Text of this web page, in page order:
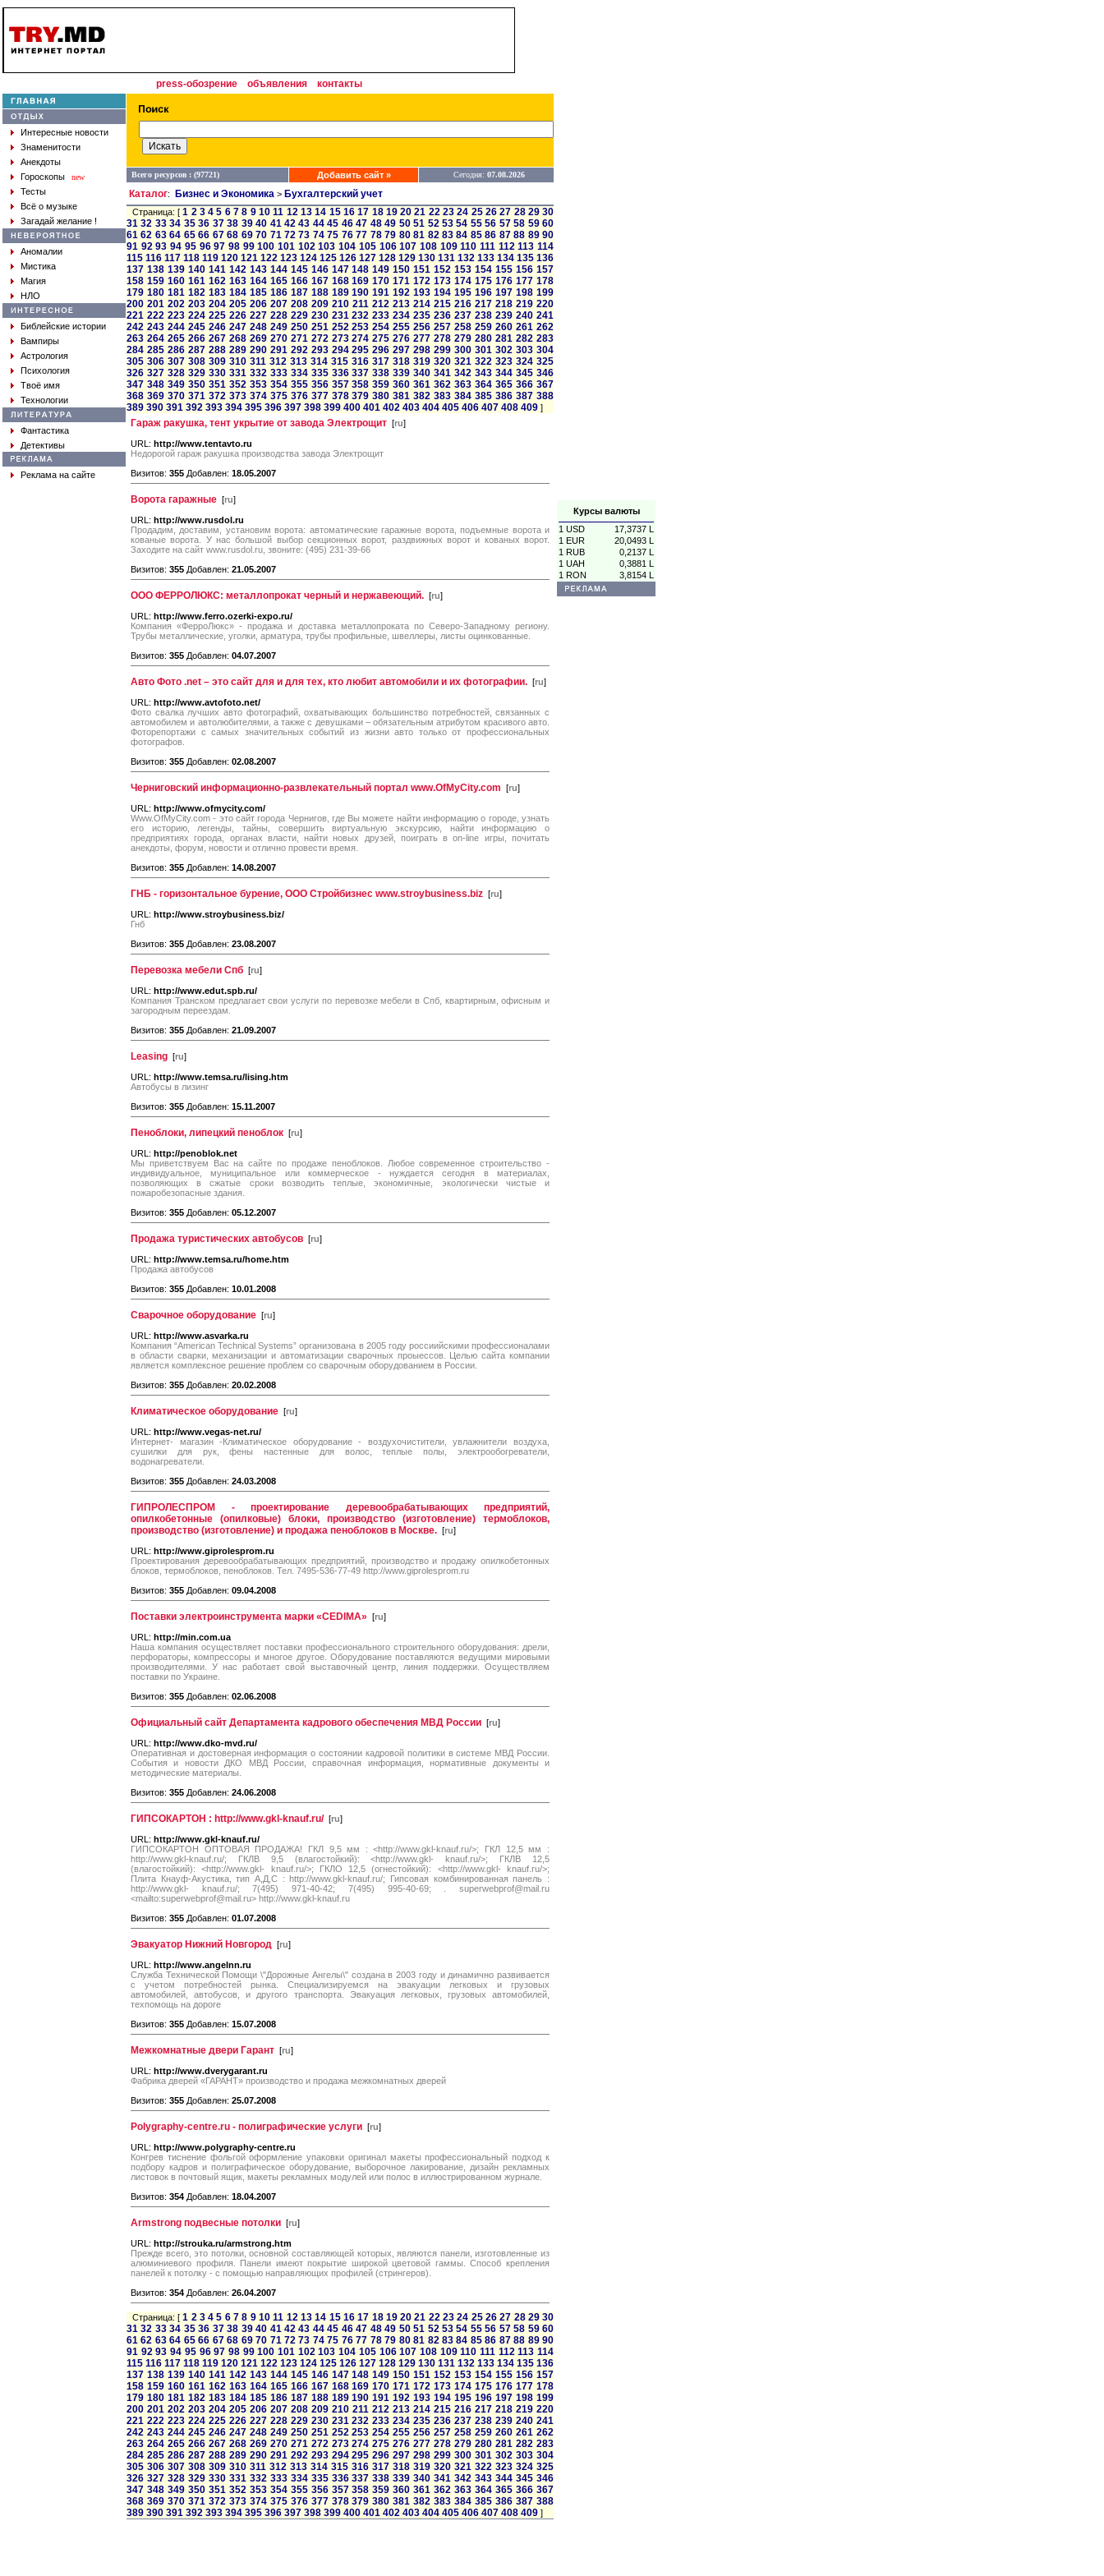
Курсы валюты
1 USD
17,3737 L
1 EUR
20,0493 L
1 RUB
0,2137 L
1 UAH
0,3881 L
1 RON
3,8154 L
press-обозрение объявления контакты
Интересные новости
Знаменитости
Анекдоты
Гороскопы
new
Тесты
Всё о музыке
Загадай желание !
Аномалии
Мистика
Магия
НЛО
Библейские истории
Вампиры
Астрология
Психология
Твоё имя
Технологии
Фантастика
Детективы
Реклама на сайте
Всего ресурсов : (97721) Добавить сайт » Сегодня: 07.08.2026
Каталог: Бизнес и Экономика > Бухгалтерский учет
Страница: [1 2 3 4 5 6 7 8 9 10 11 12 13 14 15 16 17 18 19 20 21 22 23 24 25 26 27 28 29 30
31 32 33 34 35 36 37 38 39 40 41 42 43 44 45 46 47 48 49 50 51 52 53 54 55 56 57 58 59 60
61 62 63 64 65 66 67 68 69 70 71 72 73 74 75 76 77 78 79 80 81 82 83 84 85 86 87 88 89 90
91 92 93 94 95 96 97 98 99 100 101 102 103 104 105 106 107 108 109 110 111 112 113 114
115 116 117 118 119 120 121 122 123 124 125 126 127 128 129 130 131 132 133 134 135 136
137 138 139 140 141 142 143 144 145 146 147 148 149 150 151 152 153 154 155 156 157
158 159 160 161 162 163 164 165 166 167 168 169 170 171 172 173 174 175 176 177 178
179 180 181 182 183 184 185 186 187 188 189 190 191 192 193 194 195 196 197 198 199
200 201 202 203 204 205 206 207 208 209 210 211 212 213 214 215 216 217 218 219 220
221 222 223 224 225 226 227 228 229 230 231 232 233 234 235 236 237 238 239 240 241
242 243 244 245 246 247 248 249 250 251 252 253 254 255 256 257 258 259 260 261 262
263 264 265 266 267 268 269 270 271 272 273 274 275 276 277 278 279 280 281 282 283
284 285 286 287 288 289 290 291 292 293 294 295 296 297 298 299 300 301 302 303 304
305 306 307 308 309 310 311 312 313 314 315 316 317 318 319 320 321 322 323 324 325
326 327 328 329 330 331 332 333 334 335 336 337 338 339 340 341 342 343 344 345 346
347 348 349 350 351 352 353 354 355 356 357 358 359 360 361 362 363 364 365 366 367
368 369 370 371 372 373 374 375 376 377 378 379 380 381 382 383 384 385 386 387 388
389 390 391 392 393 394 395 396 397 398 399 400 401 402 403 404 405 406 407 408 409 ]
Гараж ракушка, тент укрытие от завода Электрощит [ru]
URL: http://www.tentavto.ru
Недорогой гараж ракушка производства завода Электрощит
Визитов: 355 Добавлен: 18.05.2007
Ворота гаражные [ru]
URL: http://www.rusdol.ru
Продадим, доставим, установим ворота: автоматические гаражные ворота, подъемные ворота и
кованые ворота. У нас большой выбор секционных ворот, раздвижных ворот и кованых ворот.
Заходите на сайт www.rusdol.ru, звоните: (495) 231-39-66
Визитов: 355 Добавлен: 21.05.2007
ООО ФЕРРОЛЮКС: металлопрокат черный и нержавеющий. [ru]
URL: http://www.ferro.ozerki-expo.ru/
Компания «ФерроЛюкс» - продажа и доставка металлопроката по Северо-Западному региону.
Трубы металлические, уголки, арматура, трубы профильные, швеллеры, листы оцинкованные.
Визитов: 355 Добавлен: 04.07.2007
Авто Фото .net – это сайт для и для тех, кто любит автомобили и их фотографии. [ru]
URL: http://www.avtofoto.net/
Фото свалка лучших авто фотографий, охватывающих большинство потребностей, связанных с
автомобилем и автолюбителями, а также с девушками – обязательным атрибутом красивого авто.
Фоторепортажи с самых значительных событий из жизни авто только от профессиональных
фотографов.
Визитов: 355 Добавлен: 02.08.2007
Черниговский информационно-развлекательный портал www.OfMyCity.com [ru]
URL: http://www.ofmycity.com/
Www.OfMyCity.com - это сайт города Чернигов, где Вы можете найти информацию о городе, узнать
его историю, легенды, тайны, совершить виртуальную экскурсию, найти информацию о
предприятиях города, органах власти, найти новых друзей, поиграть в on-line игры, почитать
анекдоты, форум, новости и отлично провести время.
Визитов: 355 Добавлен: 14.08.2007
ГНБ - горизонтальное бурение, ООО Стройбизнес www.stroybusiness.biz [ru]
URL: http://www.stroybusiness.biz/
Гнб
Визитов: 355 Добавлен: 23.08.2007
Перевозка мебели Спб [ru]
URL: http://www.edut.spb.ru/
Компания Транском предлагает свои услуги по перевозке мебели в Спб, квартирным, офисным и
загородным переездам.
Визитов: 355 Добавлен: 21.09.2007
Leasing [ru]
URL: http://www.temsa.ru/lising.htm
Автобусы в лизинг
Визитов: 355 Добавлен: 15.11.2007
Пеноблоки, липецкий пеноблок [ru]
URL: http://penoblok.net
Мы приветствуем Вас на сайте по продаже пеноблоков. Любое современное строительство -
индивидуальное, муниципальное или коммерческое - нуждается сегодня в материалах,
позволяющих в сжатые сроки возводить теплые, экономичные, экологически чистые и
пожаробезопасные здания.
Визитов: 355 Добавлен: 05.12.2007
Продажа туристических автобусов [ru]
URL: http://www.temsa.ru/home.htm
Продажа автобусов
Визитов: 355 Добавлен: 10.01.2008
Сварочное оборудование [ru]
URL: http://www.asvarka.ru
Компания “American Technical Systems” организована в 2005 году россиийскими профессионалами
в области сварки, механизации и автоматизации сварочных проыессов. Целью сайта компании
является комплексное решение проблем со сварочным оборудованием в России.
Визитов: 355 Добавлен: 20.02.2008
Климатическое оборудование [ru]
URL: http://www.vegas-net.ru/
Интернет- магазин -Климатическое оборудование - воздухочистители, увлажнители воздуха,
сушилки для рук, фены настенные для волос, теплые полы, электрообогреватели,
водонагреватели.
Визитов: 355 Добавлен: 24.03.2008
ГИПРОЛЕСПРОМ - проектирование деревообрабатывающих предприятий,
опилкобетонные (опилковые) блоки, производство (изготовление) термоблоков,
производство (изготовление) и продажа пеноблоков в Москве. [ru]
URL: http://www.giprolesprom.ru
Проектирования деревообрабатывающих предприятий, производство и продажу опилкобетонных
блоков, термоблоков, пеноблоков. Тел. 7495-536-77-49 http://www.giprolesprom.ru
Визитов: 355 Добавлен: 09.04.2008
Поставки электроинструмента марки «CEDIMA» [ru]
URL: http://min.com.ua
Наша компания осуществляет поставки профессионального строительного оборудования: дрели,
перфораторы, компрессоры и многое другое. Оборудование поставляются ведущими мировыми
производителями. У нас работает свой выставочный центр, линия поддержки. Осуществляем
поставки по Украине.
Визитов: 355 Добавлен: 02.06.2008
Официальный сайт Департамента кадрового обеспечения МВД России [ru]
URL: http://www.dko-mvd.ru/
Оперативная и достоверная информация о состоянии кадровой политики в системе МВД России.
События и новости ДКО МВД России, справочная информация, нормативные документы и
методические материалы.
Визитов: 355 Добавлен: 24.06.2008
ГИПСОКАРТОН : http://www.gkl-knauf.ru/[ru]
URL: http://www.gkl-knauf.ru/
ГИПСОКАРТОН ОПТОВАЯ ПРОДАЖА! ГКЛ 9,5 мм : <http://www.gkl-knauf.ru/>; ГКЛ 12,5 мм :
http://www.gkl-knauf.ru/; ГКЛВ 9,5 (влагостойкий): <http://www.gkl- knauf.ru/>; ГКЛВ 12,5
(влагостойкий): <http://www.gkl- knauf.ru/>; ГКЛО 12,5 (огнестойкий): <http://www.gkl- knauf.ru/>;
Плита Кнауф-Акустика, тип А,Д,С : http://www.gkl-knauf.ru/; Гипсовая комбинированная панель :
http://www.gkl- knauf.ru/; 7(495) 971-40-42; 7(495) 995-40-69; . superwebprof@mail.ru
<mailto:superwebprof@mail.ru> http://www.gkl-knauf.ru
Визитов: 355 Добавлен: 01.07.2008
Эвакуатор Нижний Новгород [ru]
URL: http://www.angelnn.ru
Служба Технической Помощи \"Дорожные Ангелы\" создана в 2003 году и динамично развивается
с учетом потребностей рынка. Специализируемся на эвакуации легковых и грузовых
автомобилей, автобусов, и другого транспорта. Эвакуация легковых, грузовых автомобилей,
техпомощь на дороге
Визитов: 355 Добавлен: 15.07.2008
Межкомнатные двери Гарант [ru]
URL: http://www.dverygarant.ru
Фабрика дверей «ГАРАНТ» производство и продажа межкомнатных дверей
Визитов: 355 Добавлен: 25.07.2008
Polygraphy-centre.ru - полиграфические услуги [ru]
URL: http://www.polygraphy-centre.ru
Конгрев тиснение фольгой оформление упаковки оригинал макеты профессиональный подход к
подбору кадров и полиграфическое оборудование, выборочное лакирование, дизайн рекламных
листовок в почтовый ящик, макеты рекламных модулей или полос в иллюстрированном журнале.
Визитов: 354 Добавлен: 18.04.2007
Armstrong подвесные потолки [ru]
URL: http://strouka.ru/armstrong.htm
Прежде всего, это потолки, основной составляющей которых, являются панели, изготовленные из
алюминиевого профиля. Панели имеют покрытие широкой цветовой гаммы. Способ крепления
панелей к потолку - с помощью направляющих профилей (стрингеров).
Визитов: 354 Добавлен: 26.04.2007
Страница: [1 2 3 4 5 6 7 8 9 10 11 12 13 14 15 16 17 18 19 20 21 22 23 24 25 26 27 28 29 30
31 32 33 34 35 36 37 38 39 40 41 42 43 44 45 46 47 48 49 50 51 52 53 54 55 56 57 58 59 60
61 62 63 64 65 66 67 68 69 70 71 72 73 74 75 76 77 78 79 80 81 82 83 84 85 86 87 88 89 90
91 92 93 94 95 96 97 98 99 100 101 102 103 104 105 106 107 108 109 110 111 112 113 114
115 116 117 118 119 120 121 122 123 124 125 126 127 128 129 130 131 132 133 134 135 136
137 138 139 140 141 142 143 144 145 146 147 148 149 150 151 152 153 154 155 156 157
158 159 160 161 162 163 164 165 166 167 168 169 170 171 172 173 174 175 176 177 178
179 180 181 182 183 184 185 186 187 188 189 190 191 192 193 194 195 196 197 198 199
200 201 202 203 204 205 206 207 208 209 210 211 212 213 214 215 216 217 218 219 220
221 222 223 224 225 226 227 228 229 230 231 232 233 234 235 236 237 238 239 240 241
242 243 244 245 246 247 248 249 250 251 252 253 254 255 256 257 258 259 260 261 262
263 264 265 266 267 268 269 270 271 272 273 274 275 276 277 278 279 280 281 282 283
284 285 286 287 288 289 290 291 292 293 294 295 296 297 298 299 300 301 302 303 304
305 306 307 308 309 310 311 312 313 314 315 316 317 318 319 320 321 322 323 324 325
326 327 328 329 330 331 332 333 334 335 336 337 338 339 340 341 342 343 344 345 346
347 348 349 350 351 352 353 354 355 356 357 358 359 360 361 362 363 364 365 366 367
368 369 370 371 372 373 374 375 376 377 378 379 380 381 382 383 384 385 386 387 388
389 390 391 392 393 394 395 396 397 398 399 400 401 402 403 404 405 406 407 408 409 ]